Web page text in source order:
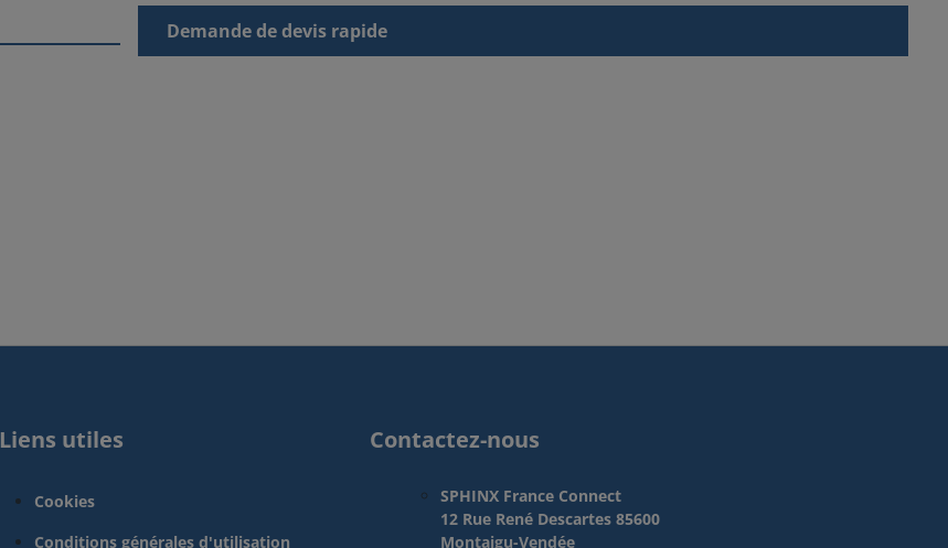
Demande de devis rapide
Liens utiles
Cookies
Conditions générales d'utilisation
Contactez-nous
SPHINX France Connect
12 Rue René Descartes 85600
Montaigu-Vendée